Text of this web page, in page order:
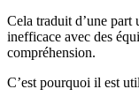
Cela traduit d’une part
inefficace avec des
compréhension.
C’est pourquoi il est